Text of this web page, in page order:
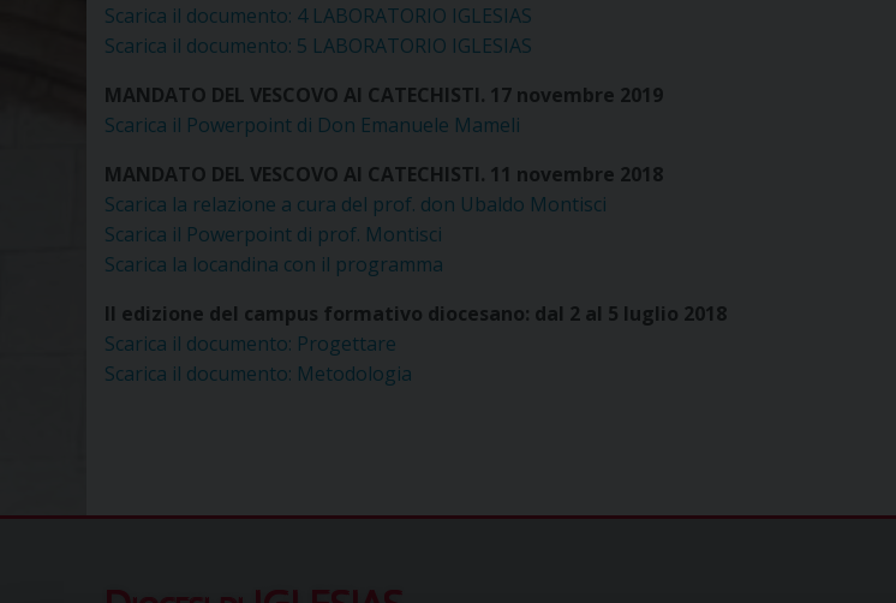
Scarica il documento: 4 LABORATORIO IGLESIAS
Scarica il documento: 5 LABORATORIO IGLESIAS
MANDATO DEL VESCOVO AI CATECHISTI. 17 novembre 2019
Scarica il Powerpoint di Don Emanuele Mameli
MANDATO DEL VESCOVO AI CATECHISTI. 11 novembre 2018
Scarica la relazione a cura del prof. don Ubaldo Montisci
Scarica il Powerpoint di prof. Montisci
Scarica la locandina con il programma
II edizione del campus formativo diocesano: dal 2 al 5 luglio 2018
Scarica il documento: Progettare
Scarica il documento: Metodologia